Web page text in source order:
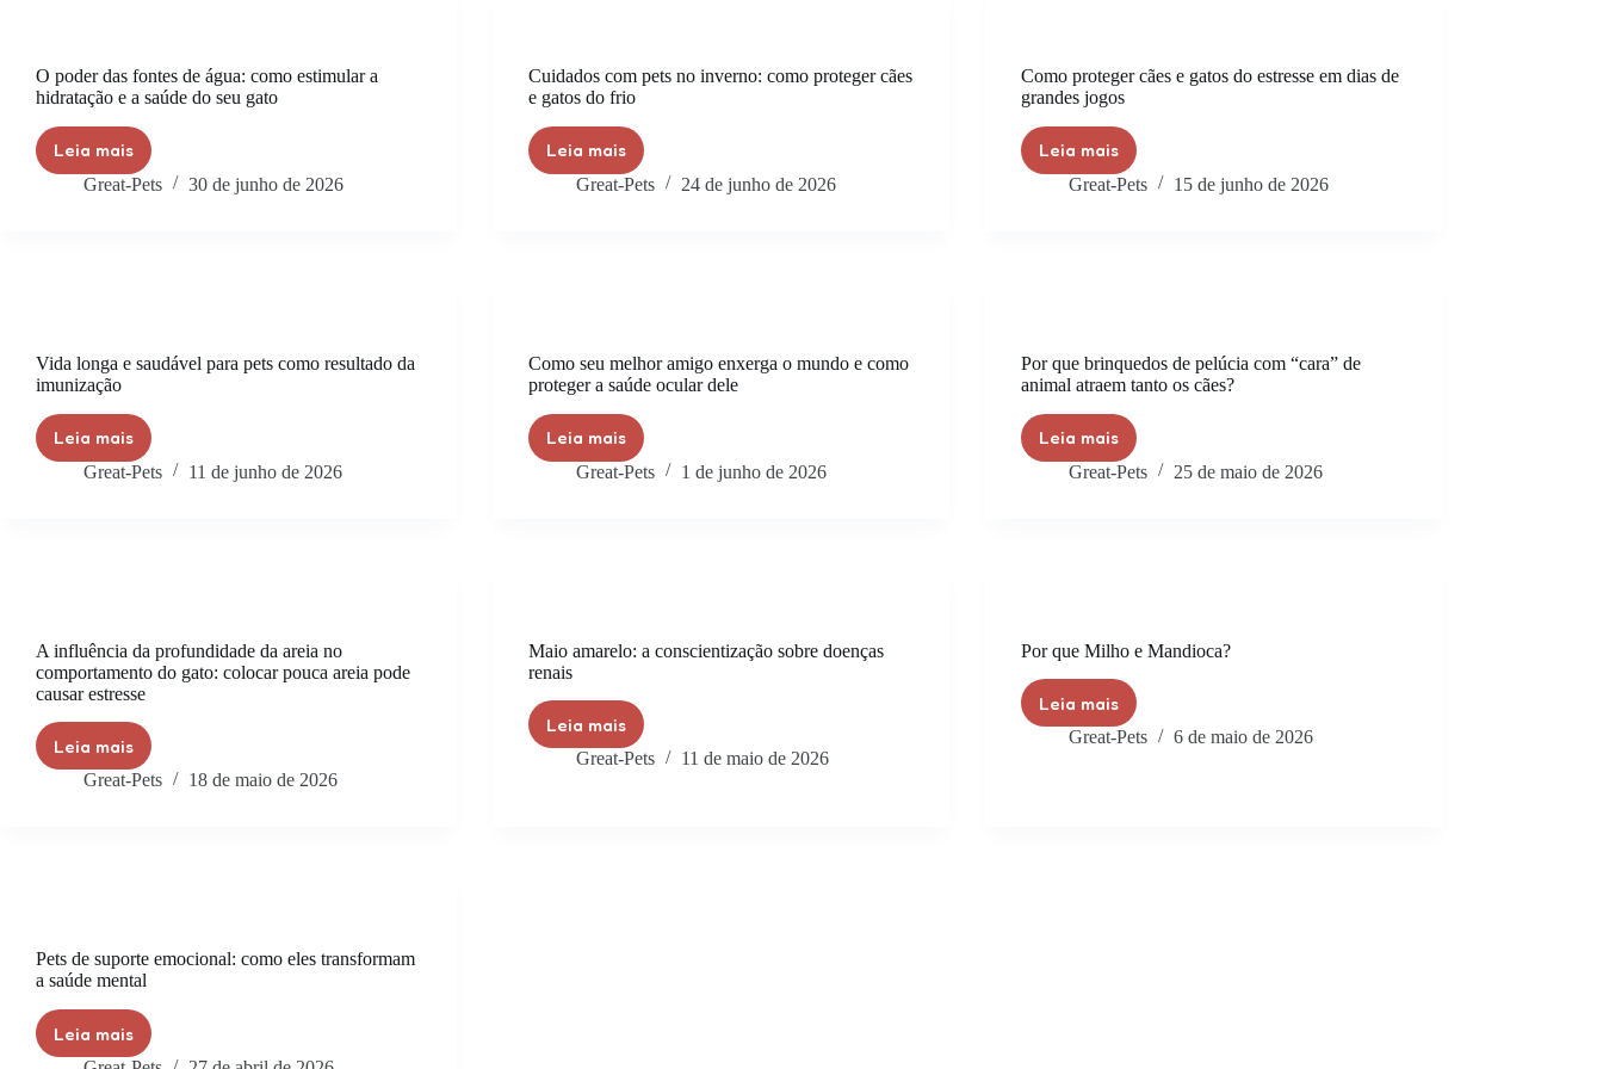
O poder das fontes de água: como estimular a
hidratação e a saúde do seu gato
Leia mais
Great-Pets 30 de junho de 2026
Cuidados com pets no inverno: como proteger cães
e gatos do frio
Leia mais
Great-Pets 24 de junho de 2026
Como proteger cães e gatos do estresse em dias de
grandes jogos
Leia mais
Great-Pets 15 de junho de 2026
Vida longa e saudável para pets como resultado da
imunização
Leia mais
Great-Pets 11 de junho de 2026
Como seu melhor amigo enxerga o mundo e como
proteger a saúde ocular dele
Leia mais
Great-Pets 1 de junho de 2026
Por que brinquedos de pelúcia com “cara” de
animal atraem tanto os cães?
Leia mais
Great-Pets 25 de maio de 2026
A influência da profundidade da areia no
comportamento do gato: colocar pouca areia pode
causar estresse
Leia mais
Great-Pets 18 de maio de 2026
Maio amarelo: a conscientização sobre doenças
renais
Leia mais
Great-Pets 11 de maio de 2026
Por que Milho e Mandioca?
Leia mais
Great-Pets 6 de maio de 2026
Pets de suporte emocional: como eles transformam
a saúde mental
Leia mais